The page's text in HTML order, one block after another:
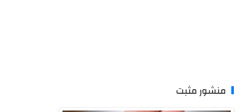
منشور مثبت